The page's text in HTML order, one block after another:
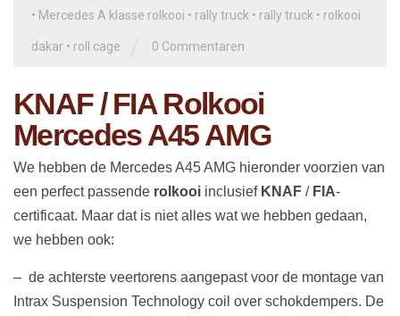
• Mercedes A klasse rolkooi • rally truck • rally truck • rolkooi
dakar • roll cage 0 Commentaren
KNAF / FIA Rolkooi
Mercedes A45 AMG
We hebben de Mercedes A45 AMG hieronder voorzien van
een perfect passende rolkooi inclusief KNAF / FIA-
certificaat. Maar dat is niet alles wat we hebben gedaan,
we hebben ook:
– de achterste veertorens aangepast voor de montage van
Intrax Suspension Technology coil over schokdempers. De